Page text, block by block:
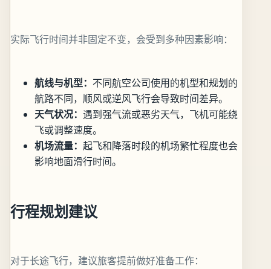
实际飞行时间并非固定不变，会受到多种因素影响：
航线与机型： 不同航空公司使用的机型和规划的
航路不同，顺风或逆风飞行会导致时间差异。
天气状况： 遇到强气流或恶劣天气，飞机可能绕
飞或调整速度。
机场流量： 起飞和降落时段的机场繁忙程度也会
影响地面滑行时间。
行程规划建议
对于长途飞行，建议旅客提前做好准备工作：